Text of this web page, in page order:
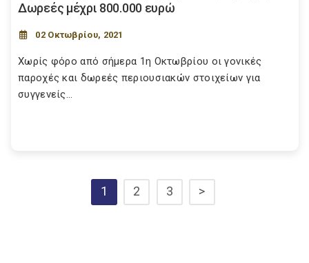
Δωρεές μέχρι 800.000 ευρώ
02 Οκτωβρίου, 2021
Χωρίς φόρο από σήμερα 1η Οκτωβρίου οι γονικές
παροχές και δωρεές περιουσιακών στοιχείων για
συγγενείς...
1 2 3 >